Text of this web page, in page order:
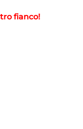
fianco!